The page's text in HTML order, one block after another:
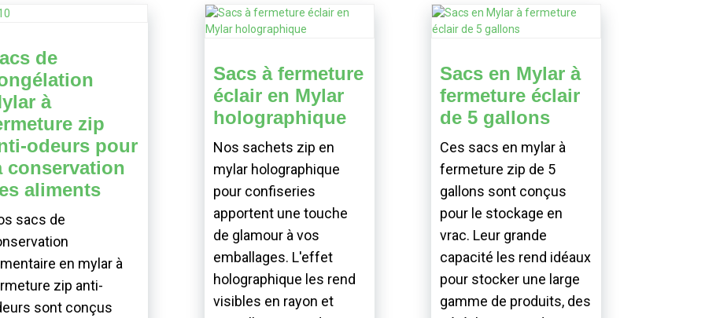
de
à
zip
odeurs pour
conservation
aliments
sacs de
en mylar à
zip anti-
sont conçus
Sacs à fermeture
éclair en Mylar
holographique
Nos sachets zip en
mylar holographique
pour confiseries
apportent une touche
de glamour à vos
emballages. L'effet
holographique les rend
visibles en rayon et
Sacs en Mylar à
fermeture éclair
de 5 gallons
Ces sacs en mylar à
fermeture zip de 5
gallons sont conçus
pour le stockage en
vrac. Leur grande
capacité les rend idéaux
pour stocker une large
gamme de produits, des